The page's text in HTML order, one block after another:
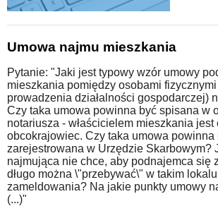
Umowa najmu mieszkania
Pytanie: "Jaki jest typowy wzór umowy
mieszkania pomiędzy osobami
prowadzenia działalności gospodarczej)
Czy taka umowa powinna być spisana w
notariusza - właścicielem mieszkania jest
obcokrajowiec. Czy taka umowa powinna
zarejestrowana w Urzędzie Skarbowym?
najmująca nie chce, aby podnajemca się
długo można \"przebywać\" w takim
zameldowania? Na jakie punkty umowy
(...)"